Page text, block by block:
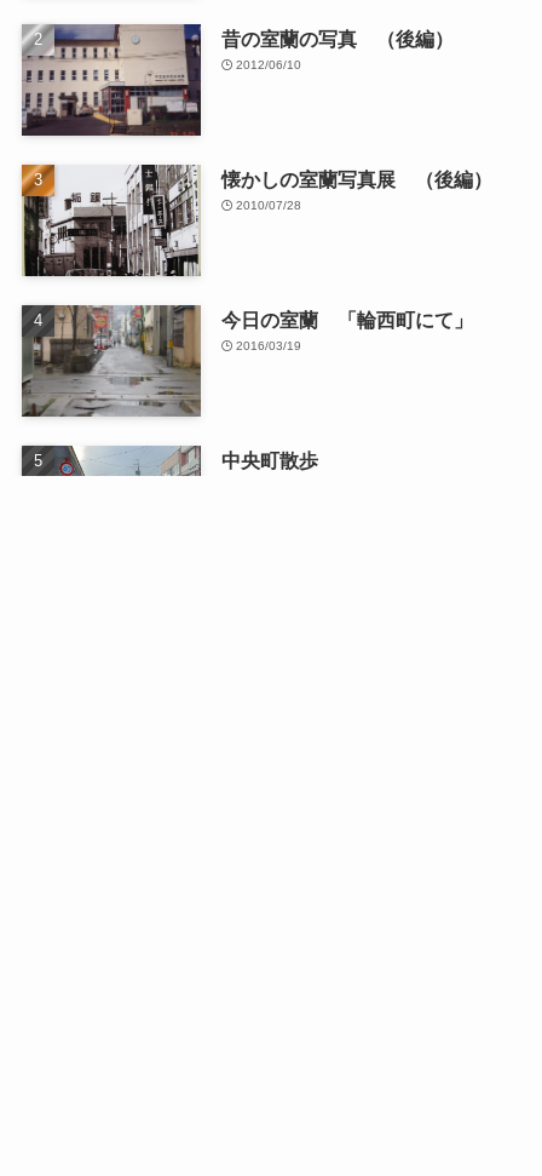
昔の室蘭の写真 （後編）
2012/06/10
懐かしの室蘭写真展 （後編）
2010/07/28
今日の室蘭 「輪西町にて」
2016/03/19
中央町散歩